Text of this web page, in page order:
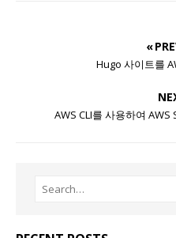
«
Hugo 사이트를
AWS CLI를 사용하여